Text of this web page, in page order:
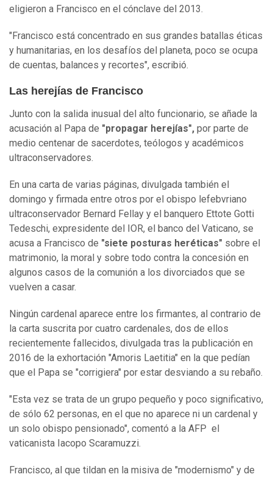
eligieron a Francisco en el cónclave del 2013.
"Francisco está concentrado en sus grandes batallas éticas
y humanitarias, en los desafíos del planeta, poco se ocupa
de cuentas, balances y recortes", escribió.
Las herejías de Francisco
Junto con la salida inusual del alto funcionario, se añade la
acusación al Papa de "propagar herejías", por parte de
medio centenar de sacerdotes, teólogos y académicos
ultraconservadores.
En una carta de varias páginas, divulgada también el
domingo y firmada entre otros por el obispo lefebvriano
ultraconservador Bernard Fellay y el banquero Ettote Gotti
Tedeschi, expresidente del IOR, el banco del Vaticano, se
acusa a Francisco de "siete posturas heréticas" sobre el
matrimonio, la moral y sobre todo contra la concesión en
algunos casos de la comunión a los divorciados que se
vuelven a casar.
Ningún cardenal aparece entre los firmantes, al contrario de
la carta suscrita por cuatro cardenales, dos de ellos
recientemente fallecidos, divulgada tras la publicación en
2016 de la exhortación "Amoris Laetitia" en la que pedían
que el Papa se "corrigiera" por estar desviando a su rebaño.
"Esta vez se trata de un grupo pequeño y poco significativo,
de sólo 62 personas, en el que no aparece ni un cardenal y
un solo obispo pensionado", comentó a la AFP el
vaticanista Iacopo Scaramuzzi.
Francisco, al que tildan en la misiva de "modernismo" y de